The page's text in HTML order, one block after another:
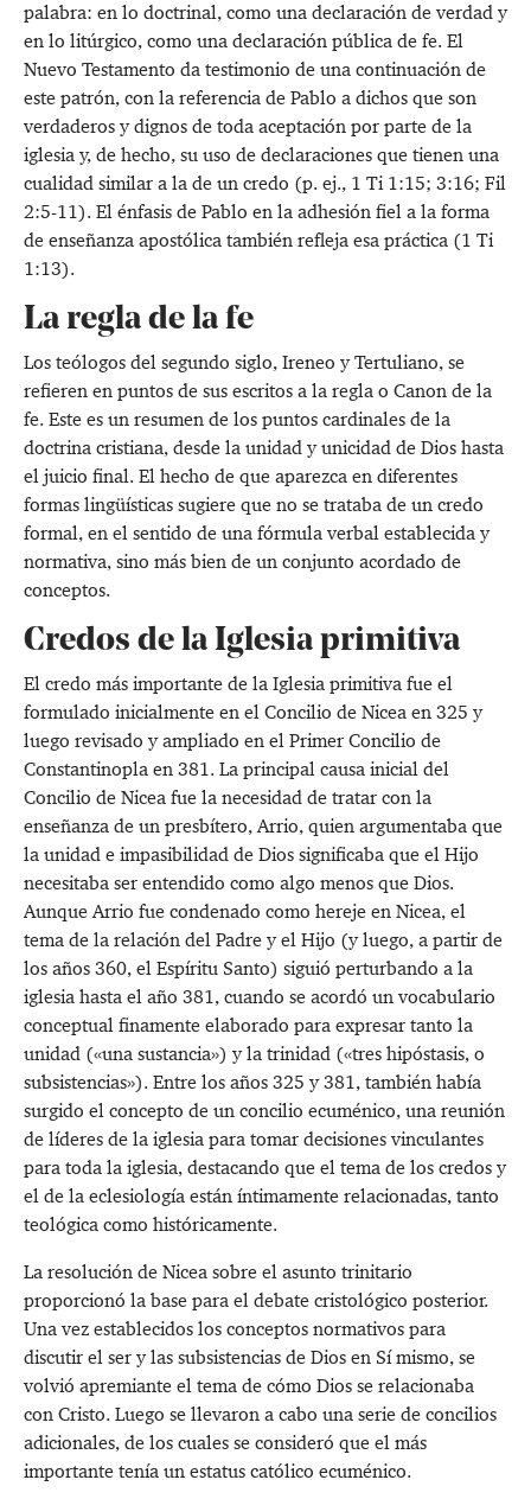
palabra: en lo doctrinal, como una declaración de verdad y
en lo litúrgico, como una declaración pública de fe. El
Nuevo Testamento da testimonio de una continuación de
este patrón, con la referencia de Pablo a dichos que son
verdaderos y dignos de toda aceptación por parte de la
iglesia y, de hecho, su uso de declaraciones que tienen una
cualidad similar a la de un credo (p. ej., 1 Ti 1:15; 3:16; Fil
2:5-11). El énfasis de Pablo en la adhesión fiel a la forma
de enseñanza apostólica también refleja esa práctica (1 Ti
1:13).
La regla de la fe
Los teólogos del segundo siglo, Ireneo y Tertuliano, se
refieren en puntos de sus escritos a la regla o Canon de la
fe. Este es un resumen de los puntos cardinales de la
doctrina cristiana, desde la unidad y unicidad de Dios hasta
el juicio final. El hecho de que aparezca en diferentes
formas lingüísticas sugiere que no se trataba de un credo
formal, en el sentido de una fórmula verbal establecida y
normativa, sino más bien de un conjunto acordado de
conceptos.
Credos de la Iglesia primitiva
El credo más importante de la Iglesia primitiva fue el
formulado inicialmente en el Concilio de Nicea en 325 y
luego revisado y ampliado en el Primer Concilio de
Constantinopla en 381. La principal causa inicial del
Concilio de Nicea fue la necesidad de tratar con la
enseñanza de un presbítero, Arrio, quien argumentaba que
la unidad e impasibilidad de Dios significaba que el Hijo
necesitaba ser entendido como algo menos que Dios.
Aunque Arrio fue condenado como hereje en Nicea, el
tema de la relación del Padre y el Hijo (y luego, a partir de
los años 360, el Espíritu Santo) siguió perturbando a la
iglesia hasta el año 381, cuando se acordó un vocabulario
conceptual finamente elaborado para expresar tanto la
unidad («una sustancia») y la trinidad («tres hipóstasis, o
subsistencias»). Entre los años 325 y 381, también había
surgido el concepto de un concilio ecuménico, una reunión
de líderes de la iglesia para tomar decisiones vinculantes
para toda la iglesia, destacando que el tema de los credos y
el de la eclesiología están íntimamente relacionadas, tanto
teológica como históricamente.
La resolución de Nicea sobre el asunto trinitario
proporcionó la base para el debate cristológico posterior.
Una vez establecidos los conceptos normativos para
discutir el ser y las subsistencias de Dios en Sí mismo, se
volvió apremiante el tema de cómo Dios se relacionaba
con Cristo. Luego se llevaron a cabo una serie de concilios
adicionales, de los cuales se consideró que el más
importante tenía un estatus católico ecuménico.